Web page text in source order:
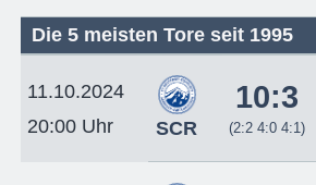
Die 5 meisten Tore seit 1995
11.10.2024
20:00 Uhr
SCR
10:3
(2:2 4:0 4:1)